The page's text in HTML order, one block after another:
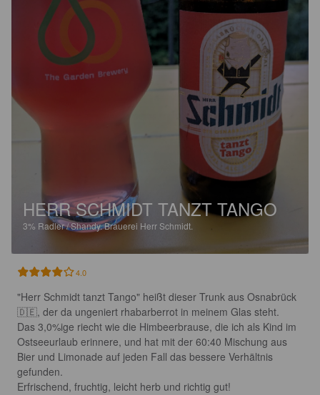
HERR SCHMIDT TANZT TANGO
3% Radler / Shandy.Brauerei Herr Schmidt.
4.0
"Herr Schmidt tanzt Tango" heißt dieser Trunk aus Osnabrück
🇩🇪, der da ungeniert rhabarberrot in meinem Glas steht.
Das 3,0%ige riecht wie die Himbeerbrause, die ich als Kind im
Ostseeurlaub erinnere, und hat mit der 60:40 Mischung aus
Bier und Limonade auf jeden Fall das bessere Verhältnis
gefunden.
Erfrischend, fruchtig, leicht herb und richtig gut!